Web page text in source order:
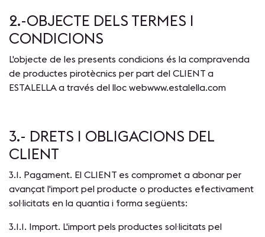
2.-OBJECTE DELS TERMES I
CONDICIONS
L'objecte de les presents condicions és la compravenda
de productes pirotècnics per part del CLIENT a
ESTALELLA a través del lloc webwww.estalella.com
3.- DRETS I OBLIGACIONS DEL
CLIENT
3.1. Pagament. El CLIENT es compromet a abonar per
avançat l'import pel producte o productes efectivament
sol·licitats en la quantia i forma següents:
3.1.1. Import. L'import pels productes sol·licitats pel